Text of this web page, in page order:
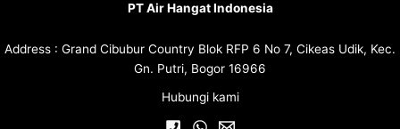
PT Air Hangat Indonesia
Address : Grand Cibubur Country Blok RFP 6 No 7, Cikeas Udik, Kec.
Gn. Putri, Bogor 16966
Hubungi kami